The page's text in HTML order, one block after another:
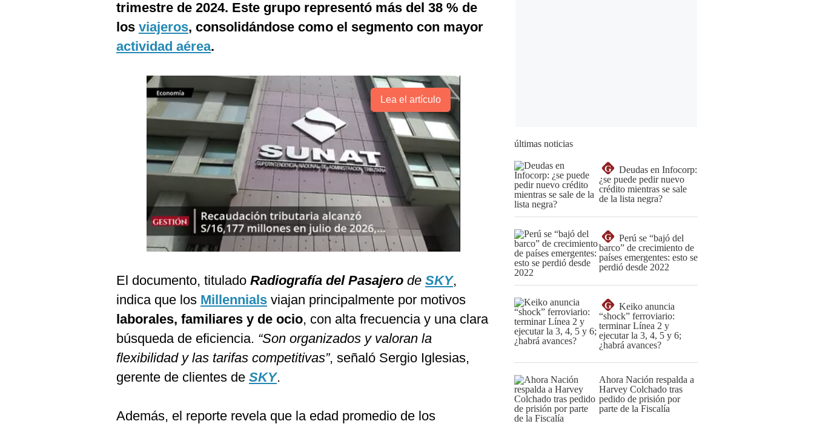
trimestre de 2024. Este grupo representó más del 38 % de
los viajeros, consolidándose como el segmento con mayor
actividad aérea.
Lea el artículo
El documento, titulado Radiografía del Pasajero de SKY,
indica que los Millennials viajan principalmente por motivos
laborales, familiares y de ocio, con alta frecuencia y una clara
búsqueda de eficiencia. “Son organizados y valoran la
flexibilidad y las tarifas competitivas”, señaló Sergio Iglesias,
gerente de clientes de SKY.
Además, el reporte revela que la edad promedio de los
últimas noticias
G
Deudas en Infocorp:
¿se puede pedir nuevo
crédito mientras se sale
de la lista negra?
G
Perú se “bajó del
barco” de crecimiento de
países emergentes: esto se
perdió desde 2022
G
Keiko anuncia
“shock” ferroviario:
terminar Línea 2 y
ejecutar la 3, 4, 5 y 6;
¿habrá avances?
Ahora Nación respalda a
Harvey Colchado tras
pedido de prisión por
parte de la Fiscalía